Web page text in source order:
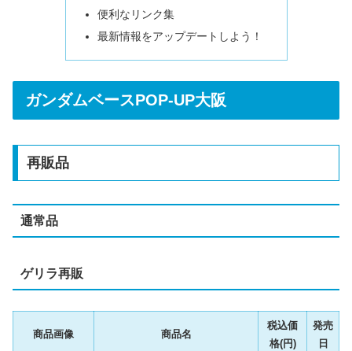
便利なリンク集
最新情報をアップデートしよう！
ガンダムベースPOP-UP大阪
再販品
通常品
ゲリラ再販
商品画像 商品名
税込価
格(円)
発売
日